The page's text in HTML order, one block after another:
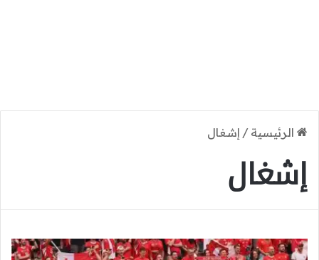
الرئيسية / إشغال
إشغال